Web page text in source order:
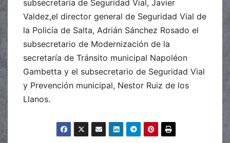
subsecretaría de Seguridad Vial, Javier
Valdez,el director general de Seguridad Vial de
la Policía de Salta, Adrián Sánchez Rosado el
subsecretario de Modernización de la
secretaría de Tránsito municipal Napoléon
Gambetta y el subsecretario de Seguridad Vial
y Prevención municipal, Nestor Ruiz de los
Llanos.